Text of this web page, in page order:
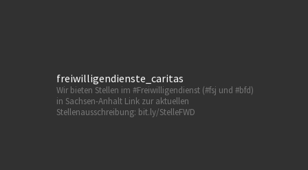
freiwilligendienste_caritas
Wir bieten Stellen im #Freiwilligendienst (#fsj und #bfd)
in Sachsen-AnhaltLink zur aktuellen
Stellenausschreibung: bit.ly/StelleFWD